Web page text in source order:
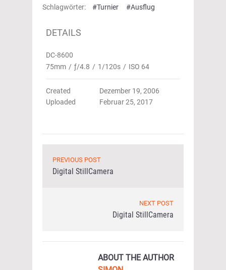
Schlagwörter:
#Turnier #Ausflug
DETAILS
DC-8600
75mm / ƒ/4.8 / 1/120s / ISO 64
Created
Dezember 19, 2006
Uploaded
Februar 25, 2017
PREVIOUS POST
Digital StillCamera
NEXT POST
Digital StillCamera
ABOUT THE AUTHOR